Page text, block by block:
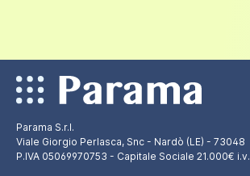
Parama S.r.l.
Viale Giorgio Perlasca, Snc - Nardò (LE) - 73048
P.IVA 05069970753 - Capitale Sociale 21.000€ i.v.